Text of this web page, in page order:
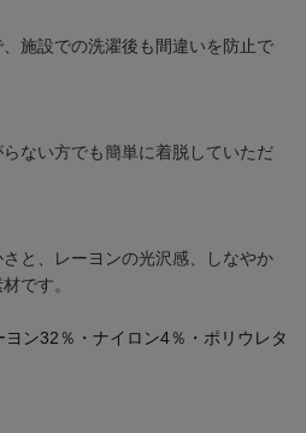
施設での洗濯後も間違いを防止で
ない方でも簡単に着脱していただ
と、レーヨンの光沢感、しなやか
です。
ヨン32％・ナイロン4％・ポリウレタ